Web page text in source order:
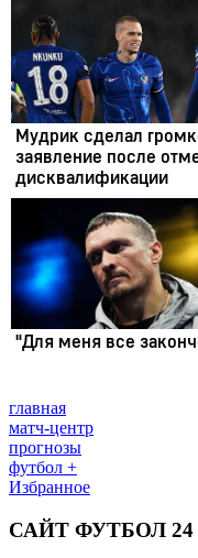
главная
матч-центр
прогнозы
футбол +
Избранное
САЙТ ФУТБОЛ 24